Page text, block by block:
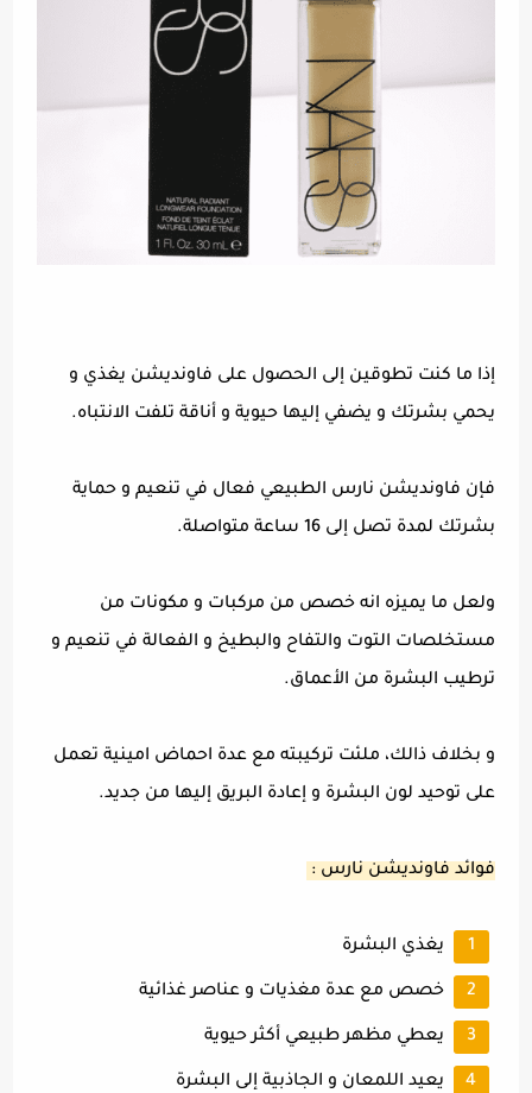
إذا ما كنت تطوقين إلى الحصول على فاونديشن يغذي و
يحمي بشرتك و يضفي إليها حيوية و أناقة تلفت الانتباه.
فإن فاونديشن نارس الطبيعي فعال في تنعيم و حماية
بشرتك لمدة تصل إلى 16 ساعة متواصلة.
ولعل ما يميزه انه خصص من مركبات و مكونات من
مستخلصات التوت والتفاح والبطيخ و الفعالة في تنعيم و
ترطيب البشرة من الأعماق.
و بخلاف ذالك، ملئت تركيبته مع عدة احماض امينية تعمل
على توحيد لون البشرة و إعادة البريق إليها من جديد.
فوائد فاونديشن نارس :
يغذي البشرة
خصص مع عدة مغذيات و عناصر غذائية
يعطي مظهر طبيعي أكثر حيوية
يعيد اللمعان و الجاذبية إلى البشرة